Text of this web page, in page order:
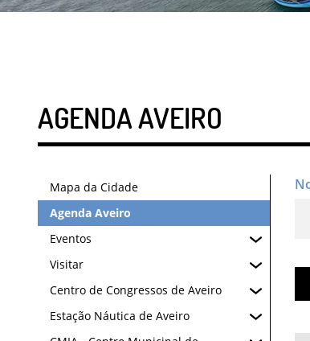
AGENDA AVEIRO
Mapa da Cidade
Agenda Aveiro
Eventos
Visitar
Centro de Congressos de Aveiro
Estação Náutica de Aveiro